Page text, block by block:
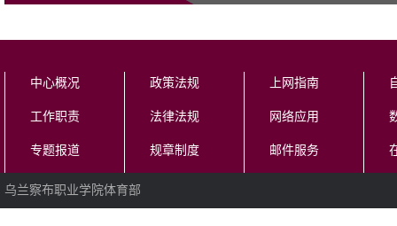
中心概况
工作职责
专题报道
政策法规
法律法规
规章制度
上网指南
网络应用
邮件服务
乌兰察布职业学院体育部